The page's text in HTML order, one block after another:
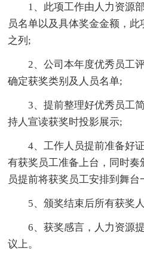
1、此项工作由人力资源
员名单以及具体奖金金额，
之列;
2、公司本年度优秀员工
确定获奖类别及人员名单;
3、提前整理好优秀员工
持人宣读获奖时投影展示;
4、工作人员提前准备好
有获奖员工准备上台，同时
员提前将获奖员工安排到舞台
5、颁奖结束后所有获奖
6、获奖感言，人力资源
议上。